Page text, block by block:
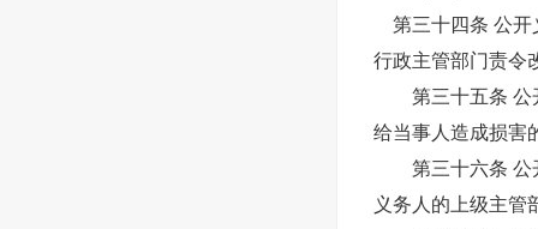
第三十四条 公开
行政主管部门责令
第三十五条 公开
给当事人造成损害
第三十六条 公开
义务人的上级主管